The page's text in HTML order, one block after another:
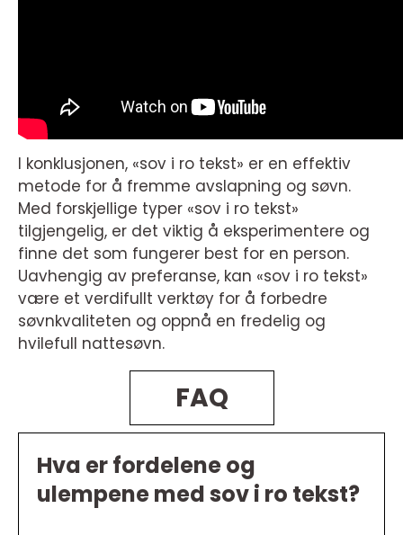
I konklusjonen, «sov i ro tekst» er en effektiv
metode for å fremme avslapning og søvn.
Med forskjellige typer «sov i ro tekst»
tilgjengelig, er det viktig å eksperimentere og
finne det som fungerer best for en person.
Uavhengig av preferanse, kan «sov i ro tekst»
være et verdifullt verktøy for å forbedre
søvnkvaliteten og oppnå en fredelig og
hvilefull nattesøvn.
FAQ
Hva er fordelene og
ulempene med sov i ro tekst?